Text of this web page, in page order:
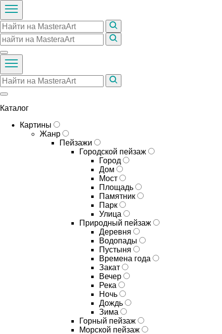
Каталог
Картины
Жанр
Пейзажи
Городской пейзаж
Город
Дом
Мост
Площадь
Памятник
Парк
Улица
Природный пейзаж
Деревня
Водопады
Пустыня
Времена года
Закат
Вечер
Река
Ночь
Дождь
Зима
Горный пейзаж
Морской пейзаж